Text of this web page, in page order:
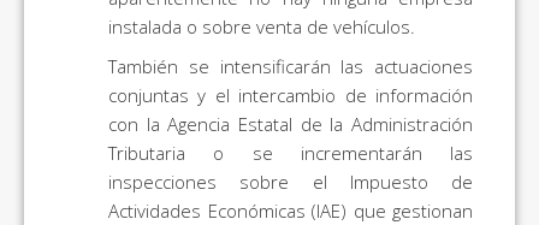
instalada o sobre venta de vehículos.
También se intensificarán las actuaciones
conjuntas y el intercambio de información
con la Agencia Estatal de la Administración
Tributaria o se incrementarán las
inspecciones sobre el Impuesto de
Actividades Económicas (IAE) que gestionan